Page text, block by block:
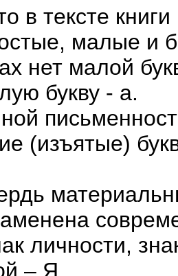
в тексте
малые и
нет малой
букву - а.
(изъятые)
личности,
– Я.